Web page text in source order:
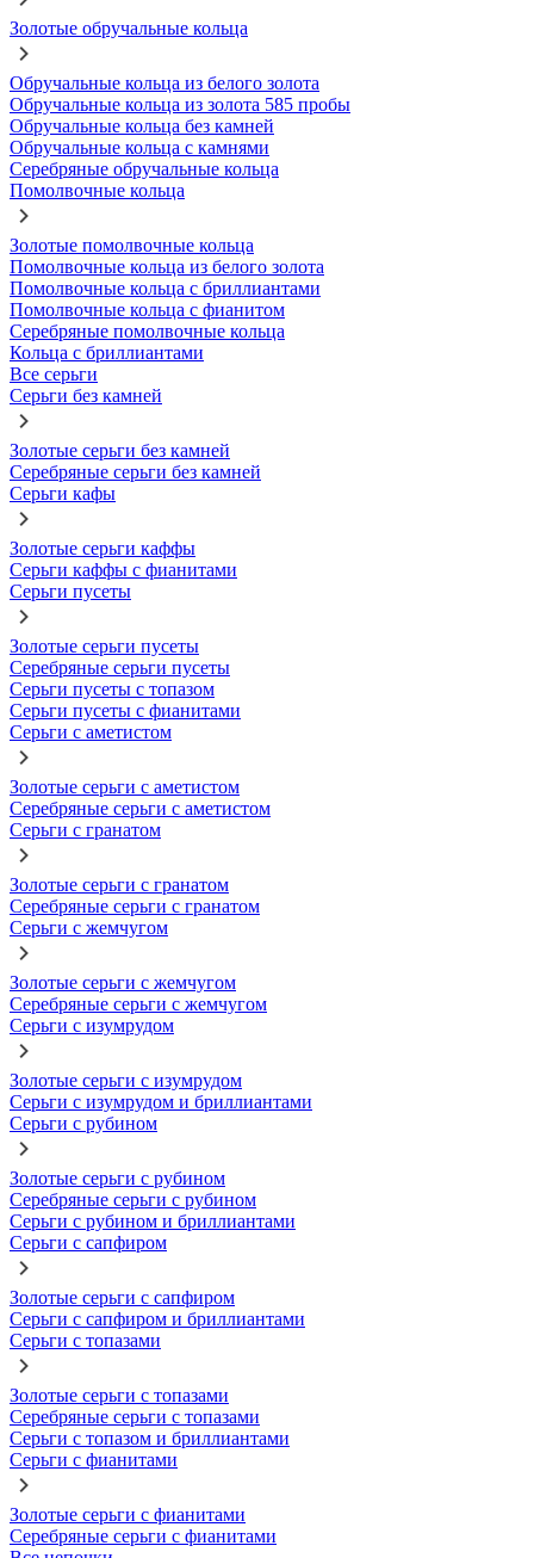
Золотые обручальные кольца
Обручальные кольца из белого золота
Обручальные кольца из золота 585 пробы
Обручальные кольца без камней
Обручальные кольца с камнями
Серебряные обручальные кольца
Помолвочные кольца
Золотые помолвочные кольца
Помолвочные кольца из белого золота
Помолвочные кольца с бриллиантами
Помолвочные кольца с фианитом
Серебряные помолвочные кольца
Кольца с бриллиантами
Все серьги
Серьги без камней
Золотые серьги без камней
Серебряные серьги без камней
Серьги кафы
Золотые серьги каффы
Серьги каффы с фианитами
Серьги пусеты
Золотые серьги пусеты
Серебряные серьги пусеты
Серьги пусеты с топазом
Серьги пусеты с фианитами
Серьги с аметистом
Золотые серьги с аметистом
Серебряные серьги с аметистом
Серьги с гранатом
Золотые серьги с гранатом
Серебряные серьги с гранатом
Серьги с жемчугом
Золотые серьги с жемчугом
Серебряные серьги с жемчугом
Серьги с изумрудом
Золотые серьги с изумрудом
Серьги с изумрудом и бриллиантами
Серьги с рубином
Золотые серьги с рубином
Серебряные серьги с рубином
Серьги с рубином и бриллиантами
Серьги с сапфиром
Золотые серьги с сапфиром
Серьги с сапфиром и бриллиантами
Серьги с топазами
Золотые серьги с топазами
Серебряные серьги с топазами
Серьги с топазом и бриллиантами
Серьги с фианитами
Золотые серьги с фианитами
Серебряные серьги с фианитами